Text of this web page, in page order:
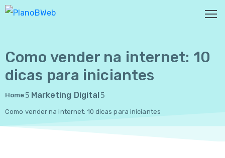
HOME
SOBRE
NÓS
SERVIÇOS
Como vender na internet: 10
dicas para iniciantes
Home Marketing Digital
Como vender na internet: 10 dicas para iniciantes